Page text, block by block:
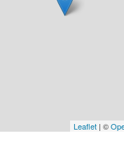
Leaflet | ©